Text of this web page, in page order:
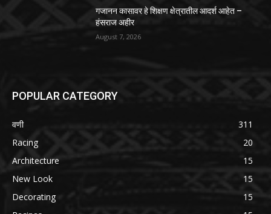
गजानन कासावर हे शिक्षण क्षेत्रातील आदर्श आहेत –
हंसराज अहीर
August 7, 2026
POPULAR CATEGORY
वणी
311
Racing
20
Architecture
15
New Look
15
Decorating
15